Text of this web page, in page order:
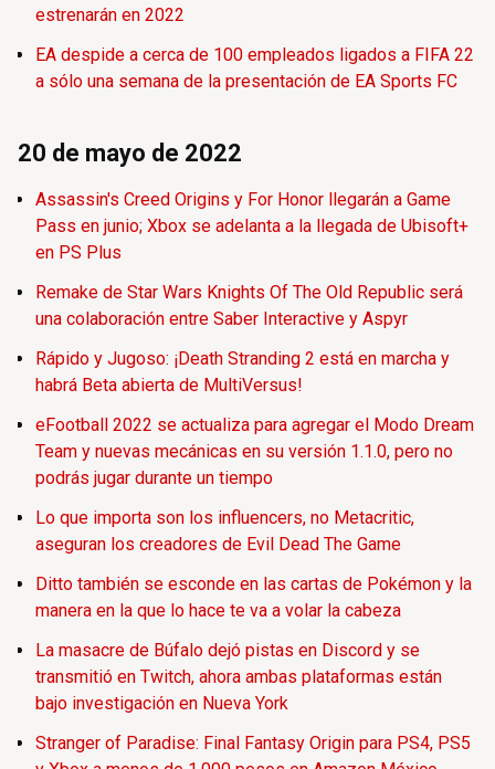
estrenarán en 2022
EA despide a cerca de 100 empleados ligados a FIFA 22
a sólo una semana de la presentación de EA Sports FC
20 de mayo de 2022
Assassin's Creed Origins y For Honor llegarán a Game
Pass en junio; Xbox se adelanta a la llegada de Ubisoft+
en PS Plus
Remake de Star Wars Knights Of The Old Republic será
una colaboración entre Saber Interactive y Aspyr
Rápido y Jugoso: ¡Death Stranding 2 está en marcha y
habrá Beta abierta de MultiVersus!
eFootball 2022 se actualiza para agregar el Modo Dream
Team y nuevas mecánicas en su versión 1.1.0, pero no
podrás jugar durante un tiempo
Lo que importa son los influencers, no Metacritic,
aseguran los creadores de Evil Dead The Game
Ditto también se esconde en las cartas de Pokémon y la
manera en la que lo hace te va a volar la cabeza
La masacre de Búfalo dejó pistas en Discord y se
transmitió en Twitch, ahora ambas plataformas están
bajo investigación en Nueva York
Stranger of Paradise: Final Fantasy Origin para PS4, PS5